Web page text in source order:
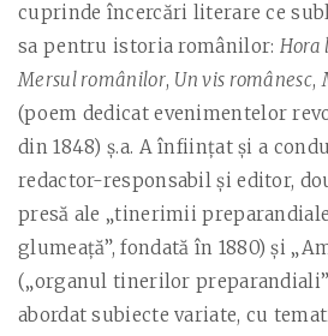
cuprinde încercări literare ce
sa pentru istoria românilor: Hora
Mersul românilor, Un vis românesc,
(poem dedicat evenimentelor
din 1848) ş.a. A înfiinţat şi a
redactor-responsabil şi editor,
presă ale „tinerimii
glumeaţă”, fondată în 1880) şi
(„organul tinerilor preparandiali”
abordat subiecte variate, cu